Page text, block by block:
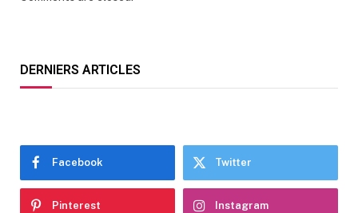
DERNIERS ARTICLES
Facebook Twitter
Pinterest Instagram